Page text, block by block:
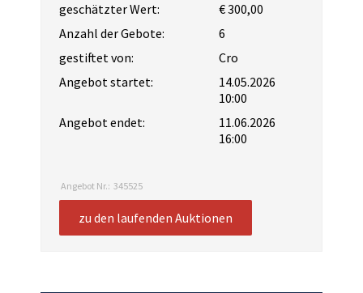
geschätzter Wert:
€ 300,00
Anzahl der Gebote:
6
gestiftet von:
Cro
Angebot startet:
14.05.2026
10:00
Angebot endet:
11.06.2026
16:00
Angebot Nr.: 345525
zu den laufenden Auktionen